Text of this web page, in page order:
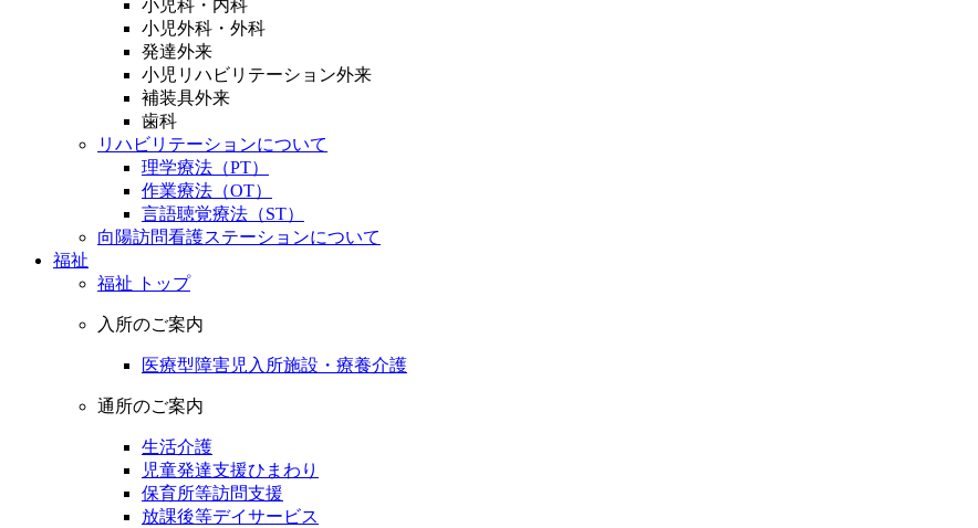
小児科・内科
小児外科・外科
発達外来
小児リハビリテーション外来
補装具外来
歯科
リハビリテーションについて
理学療法（PT）
作業療法（OT）
言語聴覚療法（ST）
向陽訪問看護ステーションについて
福祉
福祉 トップ
入所のご案内
医療型障害児入所施設・療養介護
通所のご案内
生活介護
児童発達支援ひまわり
保育所等訪問支援
放課後等デイサービス